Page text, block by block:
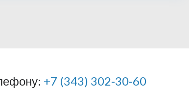
+7 (343) 302-30-60